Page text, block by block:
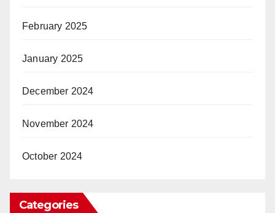
February 2025
January 2025
December 2024
November 2024
October 2024
Categories